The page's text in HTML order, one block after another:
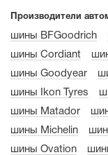
Производители
шины BFGoodrich
шины Cordiant
шины Goodyear
шины Ikon Tyres
шины Matador
шины Michelin
шины Ovation